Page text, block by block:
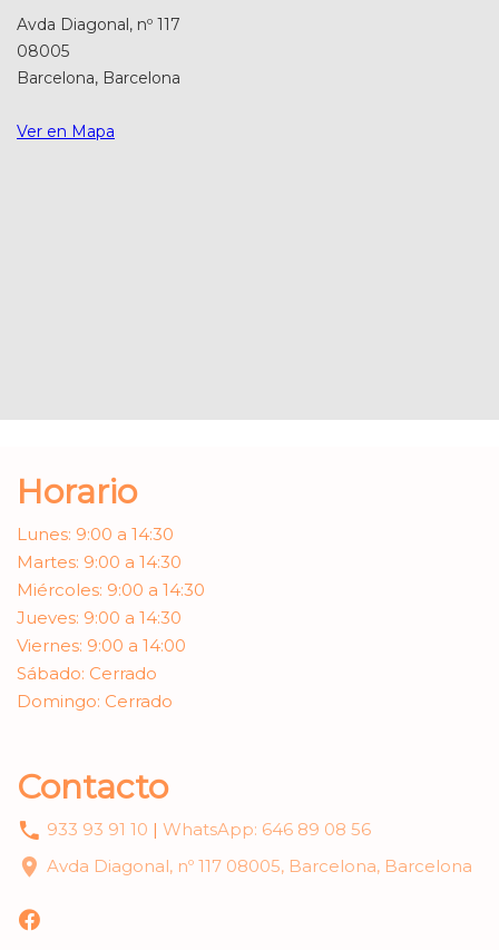
Avda Diagonal, nº 117
08005
Barcelona, Barcelona
Ver en Mapa
Horario
Lunes: 9:00 a 14:30
Martes: 9:00 a 14:30
Miércoles: 9:00 a 14:30
Jueves: 9:00 a 14:30
Viernes: 9:00 a 14:00
Sábado: Cerrado
Domingo: Cerrado
Contacto
933 93 91 10 | WhatsApp: 646 89 08 56
Avda Diagonal, nº 117 08005, Barcelona, Barcelona